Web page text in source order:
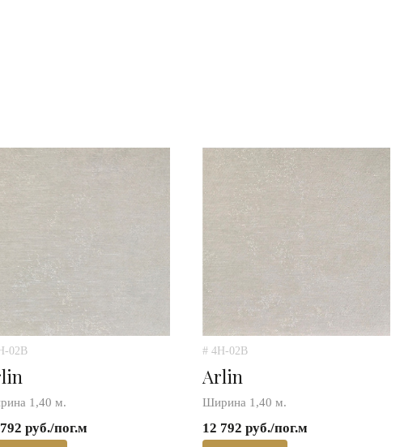
02B
1,40 м.
руб./пог.м
# 4H-02B
Arlin
Ширина 1,40 м.
12 792 руб./пог.м